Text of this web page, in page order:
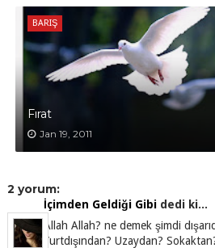
BARIŞ
Fırat
Jan 19, 2011
2 yorum:
İçimden Geldiği Gibidedi ki...
Allah Allah? ne demek şimdi
Yurtdışından? Uzaydan?